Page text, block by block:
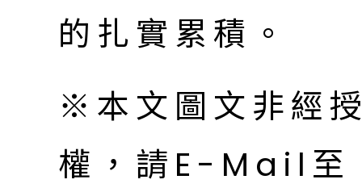
的扎實累積。
※本文圖文非經
權，請E-Mail至